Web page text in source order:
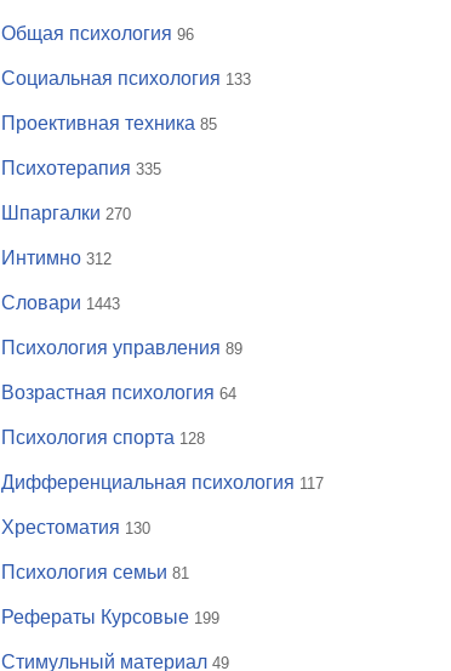
Общая психология 96
Социальная психология 133
Проективная техника 85
Психотерапия 335
Шпаргалки 270
Интимно 312
Словари 1443
Психология управления 89
Возрастная психология 64
Психология спорта 128
Дифференциальная психология 117
Хрестоматия 130
Психология семьи 81
Рефераты Курсовые 199
Стимульный материал 49